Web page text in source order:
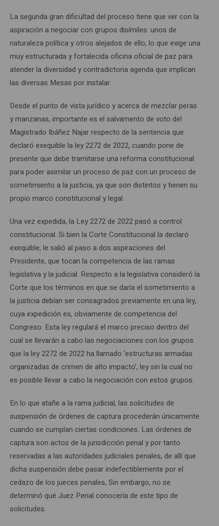
La segunda gran dificultad del proceso tiene que ver con la
aspiración a negociar con grupos disímiles: unos de
naturaleza política y otros alejados de ello, lo que exige una
muy estructurada y fortalecida oficina oficial de paz para
atender la diversidad y contradictoria agenda que implican
las diversas Mesas por instalar.
Desde el punto de vista jurídico y acerca de mezclar peras
y manzanas, importante es el salvamento de voto del
Magistrado Ibáñez Najar respecto de la sentencia que
declaró exequible la ley 2272 de 2022, cuando pone de
presente que debe tramitarse una reforma constitucional
para poder asimilar un proceso de paz con un proceso de
sometimiento a la justicia, ya que son distintos y tienen su
propio marco constitucional y legal.
Una vez expedida, la Ley 2272 de 2022 pasó a control
constitucional. Si bien la Corte Constitucional la declaró
exequible, le salió al paso a dos aspiraciones del
Presidente, que tocan la competencia de las ramas
legislativa y la judicial. Respecto a la legislativa consideró la
Corte que los términos en que se daría el sometimiento a
la justicia debían ser consagrados previamente en una ley,
cuya expedición es, obviamente de competencia del
Congreso. Esta ley regulará el marco preciso dentro del
cual se llevarán a cabo las negociaciones con los grupos
que la ley 2272 de 2022 ha llamado ‘estructuras armadas
organizadas de crimen de alto impacto’, ley sin la cual no
es posible llevar a cabo la negociación con estos grupos.
En lo que atañe a la rama judicial, las solicitudes de
suspensión de órdenes de captura procederán únicamente
cuando se cumplan ciertas condiciones. Las órdenes de
captura son actos de la jurisdicción penal y por tanto
reservadas a las autoridades judiciales penales, de allí que
dicha suspensión debe pasar indefectiblemente por el
cedazo de los jueces penales, Sin embargo, no se
determinó qué Juez Penal conocería de este tipo de
solicitudes.